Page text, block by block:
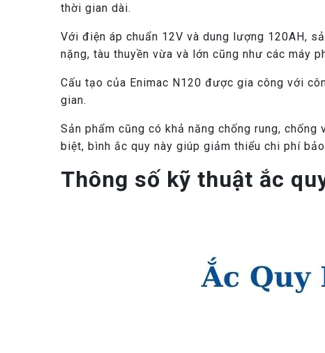
thời gian dài.
Với điện áp chuẩn 12V và dung lượng 120AH,
nặng, tàu thuyền vừa và lớn cũng như các máy
Cấu tạo của Enimac N120 được gia công với
gian.
Sản phẩm cũng có khả năng chống rung,
biệt, bình ắc quy này giúp giảm thiểu chi phí
Thông số kỹ thuật ắc